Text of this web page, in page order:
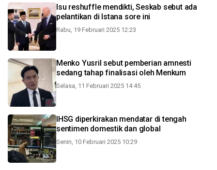
Isu reshuffle mendikti, Seskab sebut ada
pelantikan di Istana sore ini
Rabu, 19 Februari 2025 12:23
Menko Yusril sebut pemberian amnesti
sedang tahap finalisasi oleh Menkum
Selasa, 11 Februari 2025 14:45
IHSG diperkirakan mendatar di tengah
sentimen domestik dan global
Senin, 10 Februari 2025 10:29